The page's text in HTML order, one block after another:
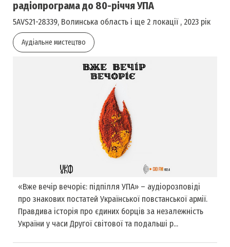
радіопрограма до 80-річчя УПА
5AVS21-28339, Волинська область і ще 2 локації , 2023 рік
Аудіальне мистецтво
«Вже вечір вечоріє: підпілля УПА» – аудіорозповіді
про знакових постатей Української повстанської армії.
Правдива історія про єдиних борців за незалежність
України у часи Другої світової та подальші р...